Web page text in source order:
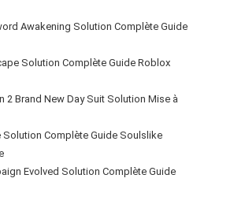
Awakening Solution Complète Guide
Solution Complète Guide Roblox
2 Brand New Day Suit Solution Mise à
Solution Complète Guide Soulslike
Evolved Solution Complète Guide